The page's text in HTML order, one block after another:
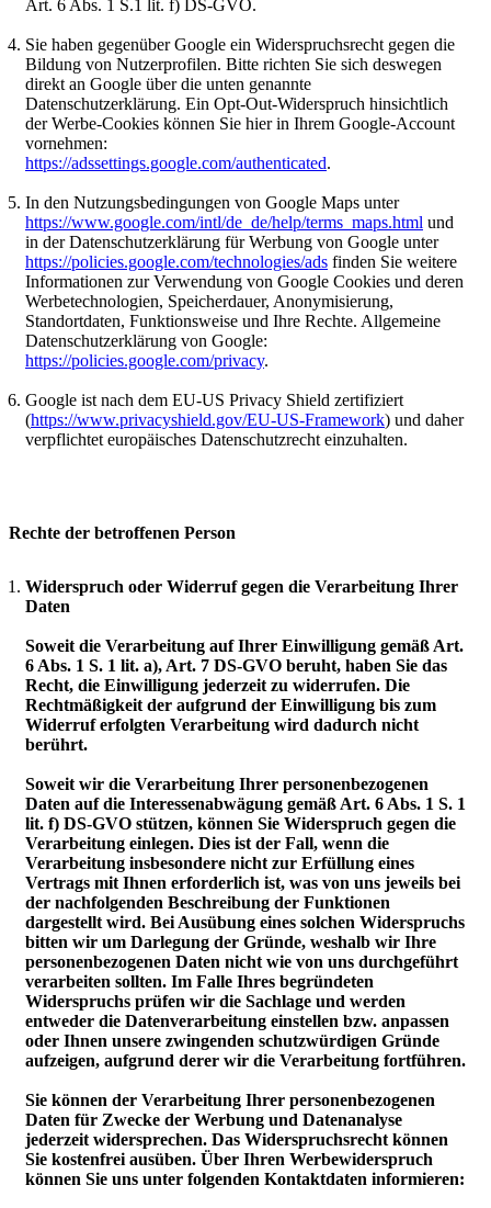
Art. 6 Abs. 1 S.1 lit. f) DS-GVO.
Sie haben gegenüber Google ein Widerspruchsrecht gegen die
Bildung von Nutzerprofilen. Bitte richten Sie sich deswegen
direkt an Google über die unten genannte
Datenschutzerklärung. Ein Opt-Out-Widerspruch hinsichtlich
der Werbe-Cookies können Sie hier in Ihrem Google-Account
vornehmen:
https://adssettings.google.com/authenticated.
In den Nutzungsbedingungen von Google Maps unter
https://www.google.com/intl/de_de/help/terms_maps.html und
in der Datenschutzerklärung für Werbung von Google unter
https://policies.google.com/technologies/ads finden Sie weitere
Informationen zur Verwendung von Google Cookies und deren
Werbetechnologien, Speicherdauer, Anonymisierung,
Standortdaten, Funktionsweise und Ihre Rechte. Allgemeine
Datenschutzerklärung von Google:
https://policies.google.com/privacy.
Google ist nach dem EU-US Privacy Shield zertifiziert
(https://www.privacyshield.gov/EU-US-Framework) und daher
verpflichtet europäisches Datenschutzrecht einzuhalten.
Rechte der betroffenen Person
Widerspruch oder Widerruf gegen die Verarbeitung Ihrer
Daten
Soweit die Verarbeitung auf Ihrer Einwilligung gemäß Art.
6 Abs. 1 S. 1 lit. a), Art. 7 DS-GVO beruht, haben Sie das
Recht, die Einwilligung jederzeit zu widerrufen. Die
Rechtmäßigkeit der aufgrund der Einwilligung bis zum
Widerruf erfolgten Verarbeitung wird dadurch nicht
berührt.
Soweit wir die Verarbeitung Ihrer personenbezogenen
Daten auf die Interessenabwägung gemäß Art. 6 Abs. 1 S. 1
lit. f) DS-GVO stützen, können Sie Widerspruch gegen die
Verarbeitung einlegen. Dies ist der Fall, wenn die
Verarbeitung insbesondere nicht zur Erfüllung eines
Vertrags mit Ihnen erforderlich ist, was von uns jeweils bei
der nachfolgenden Beschreibung der Funktionen
dargestellt wird. Bei Ausübung eines solchen Widerspruchs
bitten wir um Darlegung der Gründe, weshalb wir Ihre
personenbezogenen Daten nicht wie von uns durchgeführt
verarbeiten sollten. Im Falle Ihres begründeten
Widerspruchs prüfen wir die Sachlage und werden
entweder die Datenverarbeitung einstellen bzw. anpassen
oder Ihnen unsere zwingenden schutzwürdigen Gründe
aufzeigen, aufgrund derer wir die Verarbeitung fortführen.
Sie können der Verarbeitung Ihrer personenbezogenen
Daten für Zwecke der Werbung und Datenanalyse
jederzeit widersprechen. Das Widerspruchsrecht können
Sie kostenfrei ausüben. Über Ihren Werbewiderspruch
können Sie uns unter folgenden Kontaktdaten informieren: